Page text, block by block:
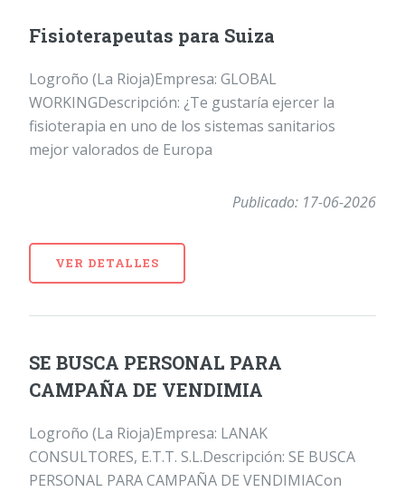
Fisioterapeutas para Suiza
Logroño (La Rioja)Empresa: GLOBAL
WORKINGDescripción: ¿Te gustaría ejercer la
fisioterapia en uno de los sistemas sanitarios
mejor valorados de Europa
Publicado: 17-06-2026
VER DETALLES
SE BUSCA PERSONAL PARA
CAMPAÑA DE VENDIMIA
Logroño (La Rioja)Empresa: LANAK
CONSULTORES, E.T.T. S.L.Descripción: SE BUSCA
PERSONAL PARA CAMPAÑA DE VENDIMIACon